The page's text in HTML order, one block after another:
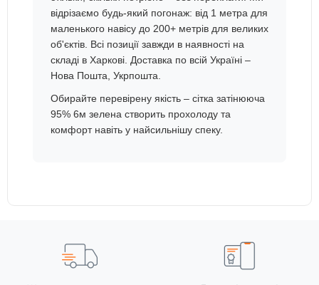
відрізаємо будь-який погонаж: від 1 метра для
маленького навісу до 200+ метрів для великих
об'єктів. Всі позиції завжди в наявності на
складі в Харкові. Доставка по всій Україні –
Нова Пошта, Укрпошта.
Обирайте перевірену якість – сітка затінююча
95% 6м зелена створить прохолоду та
комфорт навіть у найсильнішу спеку.